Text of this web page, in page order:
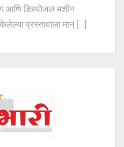
आणि डिस्पोजल मशीन
प्रस्तावाला मान् [...]